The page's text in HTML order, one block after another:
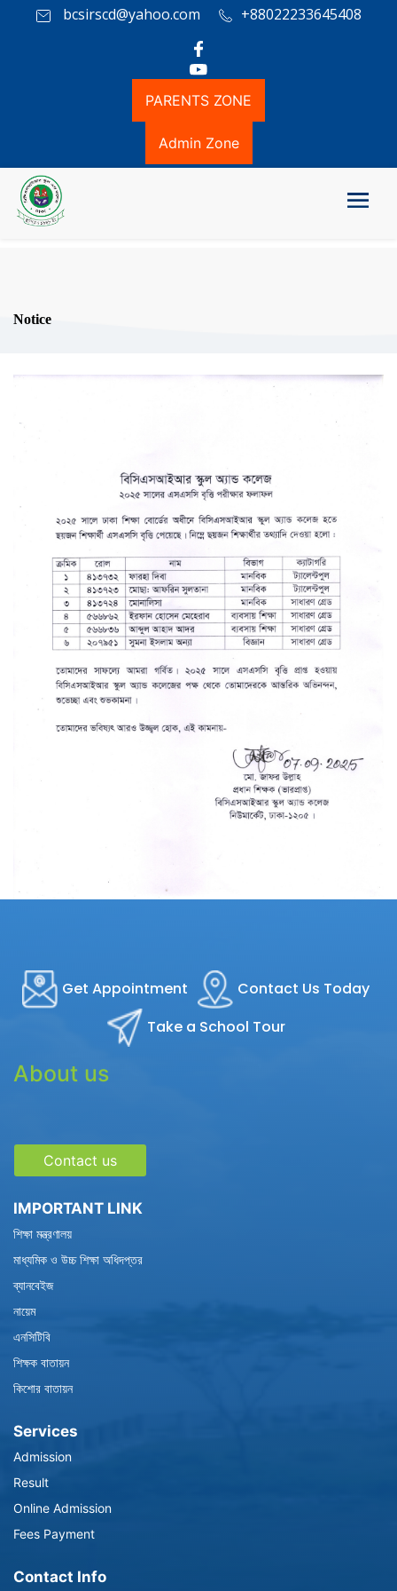
bcsirscd@yahoo.com +88022233645408
PARENTS ZONE
Admin Zone
Notice
Get Appointment
Contact Us Today
Take a School Tour
About us
Contact us
IMPORTANT LINK
শিক্ষা মন্ত্রণালয়
মাধ্যমিক ও উচ্চ শিক্ষা অধিদপ্তর
ব্যানবেইজ
নায়েম
এনসিটিবি
শিক্ষক বাতায়ন
কিশোর বাতায়ন
Services
Admission
Result
Online Admission
Fees Payment
Contact Info